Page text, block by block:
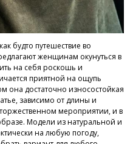
будто путешествие во
женщинам окунуться в
на себя роскошь и
приятной на ощупь
она достаточно износостойкая
зависимо от длины и
мероприятии, и в
Модели из натуральной и
на любую погоду,